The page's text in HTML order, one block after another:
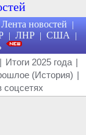
Лента новостей |
| ЛНР | США |
| Итоги 2025 года |
(История) |